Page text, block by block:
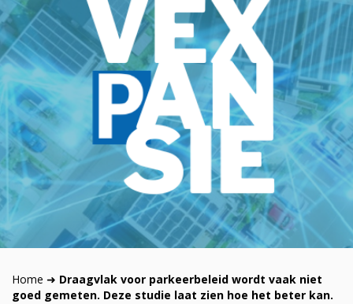
Home ➜ Draagvlak voor parkeerbeleid wordt vaak niet
goed gemeten. Deze studie laat zien hoe het beter kan.